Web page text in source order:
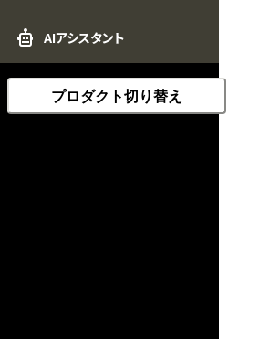
AIアシスタント
プロダクト切り替え